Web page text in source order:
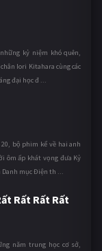
kỷ niệm khó quên,
Iori Kitahara cùng các
đại học đ ...
bộ phim kể về hai anh
ôm ấp khát vọng đưa Kỷ
mục Điện th ...
Rất Rất Rất
năm trung học cơ sở,